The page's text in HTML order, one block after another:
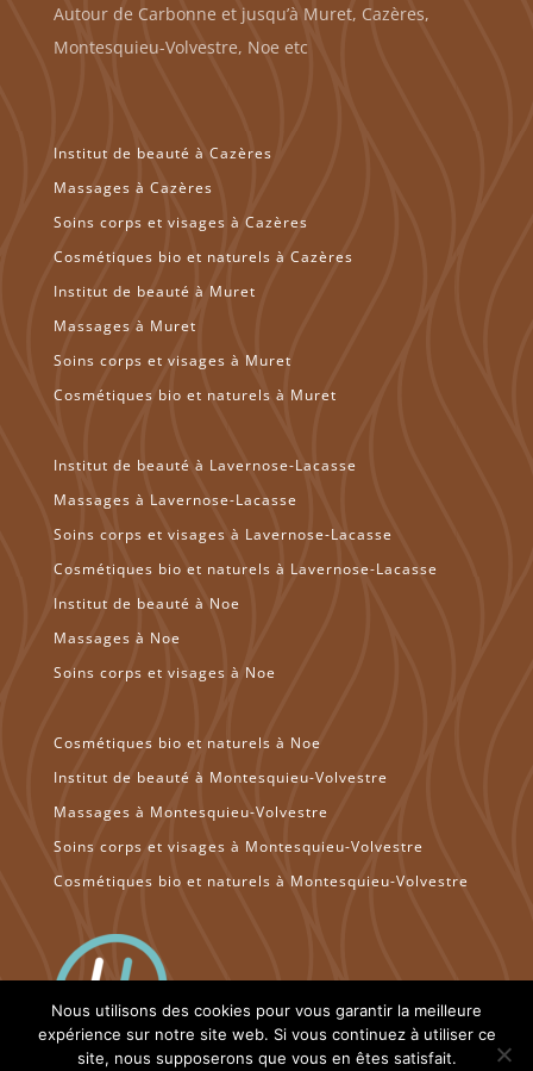
Autour de Carbonne et jusqu’à Muret, Cazères,
Montesquieu-Volvestre, Noe etc
Institut de beauté à Cazères
Massages à Cazères
Soins corps et visages à Cazères
Cosmétiques bio et naturels à Cazères
Institut de beauté à Muret
Massages à Muret
Soins corps et visages à Muret
Cosmétiques bio et naturels à Muret
Institut de beauté à Lavernose-Lacasse
Massages à Lavernose-Lacasse
Soins corps et visages à Lavernose-Lacasse
Cosmétiques bio et naturels à Lavernose-Lacasse
Institut de beauté à Noe
Massages à Noe
Soins corps et visages à Noe
Cosmétiques bio et naturels à Noe
Institut de beauté à Montesquieu-Volvestre
Massages à Montesquieu-Volvestre
Soins corps et visages à Montesquieu-Volvestre
Cosmétiques bio et naturels à Montesquieu-Volvestre
Nous utilisons des cookies pour vous garantir la meilleure
expérience sur notre site web. Si vous continuez à utiliser ce
site, nous supposerons que vous en êtes satisfait.